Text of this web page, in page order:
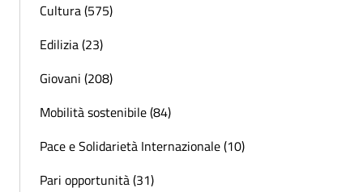
Cultura (575)
Edilizia (23)
Giovani (208)
Mobilità sostenibile (84)
Pace e Solidarietà Internazionale (10)
Pari opportunità (31)